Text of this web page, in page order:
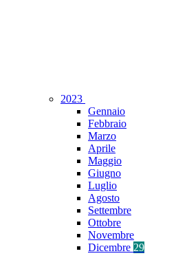
2023
Gennaio
Febbraio
Marzo
Aprile
Maggio
Giugno
Luglio
Agosto
Settembre
Ottobre
Novembre
Dicembre 29